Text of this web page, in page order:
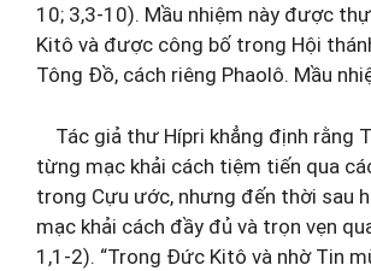
10; 3,3-10). Mầu nhiệm này được
Kitô và được công bố trong Hội
Tông Đồ, cách riêng Phaolô. Mầu
Tác giả thư Hípri khẳng định rằng
từng mạc khải cách tiệm tiến qua
trong Cựu ước, nhưng đến thời sau
mạc khải cách đầy đủ và trọn vẹn
1,1-2). “Trong Đức Kitô và nhờ Tin